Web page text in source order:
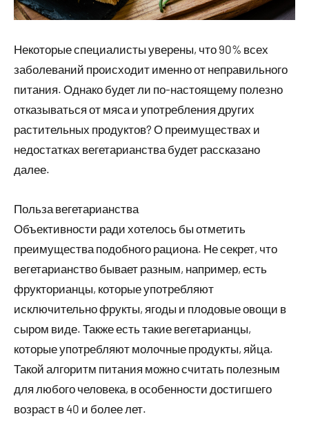
Некоторые специалисты уверены, что 90% всех
заболеваний происходит именно от неправильного
питания. Однако будет ли по-настоящему полезно
отказываться от мяса и употребления других
растительных продуктов? О преимуществах и
недостатках вегетарианства будет рассказано
далее.
Польза вегетарианства
Объективности ради хотелось бы отметить
преимущества подобного рациона. Не секрет, что
вегетарианство бывает разным, например, есть
фрукторианцы, которые употребляют
исключительно фрукты, ягоды и плодовые овощи в
сыром виде. Также есть такие вегетарианцы,
которые употребляют молочные продукты, яйца.
Такой алгоритм питания можно считать полезным
для любого человека, в особенности достигшего
возраст в 40 и более лет.